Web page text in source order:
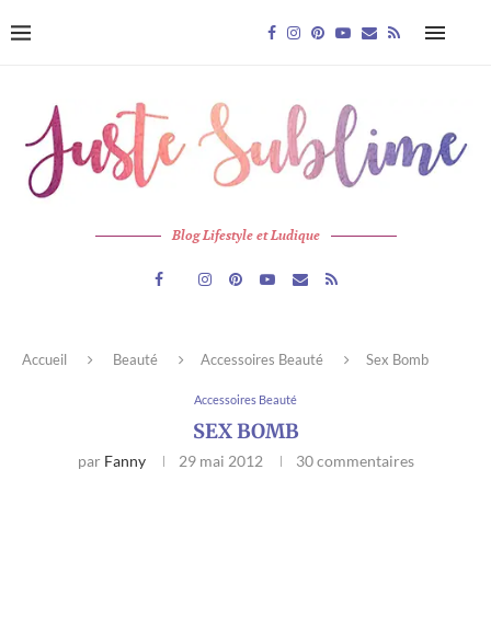
Blog Lifestyle et Ludique
Accueil Beauté Accessoires Beauté Sex Bomb
Accessoires Beauté
SEX BOMB
par Fanny 29 mai 2012 30 commentaires